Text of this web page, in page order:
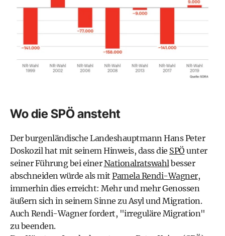
Wo die SPÖ ansteht
Der burgenländische Landeshauptmann Hans Peter
Doskozil hat mit seinem Hinweis, dass die SPÖ unter
seiner Führung bei einerNationalratswahl besser
abschneiden würde als mit Pamela Rendi-Wagner,
immerhin dies erreicht: Mehr und mehr Genossen
äußern sich in seinem Sinne zu Asyl und Migration.
Auch Rendi-Wagner fordert, "irreguläre Migration"
zu beenden.